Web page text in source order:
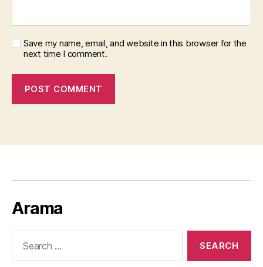
Save my name, email, and website in this browser for the
next time I comment.
Arama